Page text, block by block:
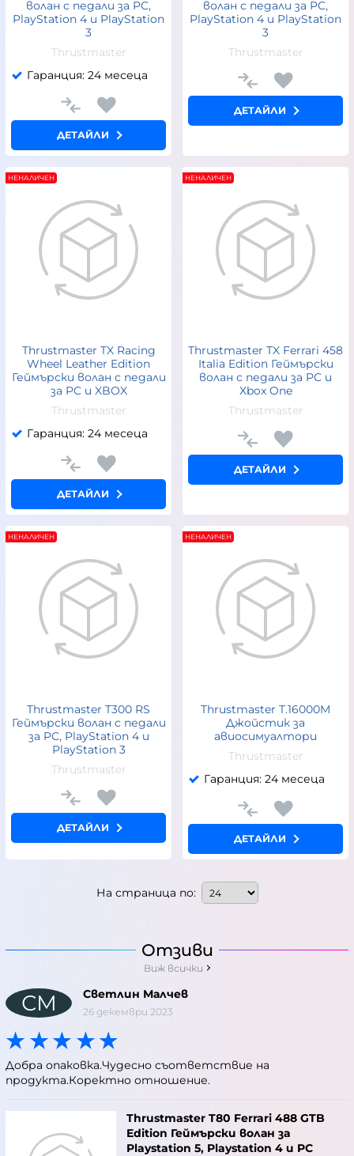
волан с педали за PC,
PlayStation 4 и PlayStation
3
Thrustmaster
Гаранция: 24 месеца
ДЕТАЙЛИ
волан с педали за PC,
PlayStation 4 и PlayStation
3
Thrustmaster
ДЕТАЙЛИ
Thrustmaster TX Racing
Wheel Leather Edition
Геймърски волан с педали
за PC и XBOX
Thrustmaster
Гаранция: 24 месеца
ДЕТАЙЛИ
НЕНАЛИЧЕН
Thrustmaster TX Ferrari 458
Italia Edition Геймърски
волан с педали за PC и
Xbox One
Thrustmaster
ДЕТАЙЛИ
НЕНАЛИЧЕН
Thrustmaster T300 RS
Геймърски волан с педали
за PC, PlayStation 4 и
PlayStation 3
Thrustmaster
ДЕТАЙЛИ
НЕНАЛИЧЕН
Thrustmaster T.16000M
Джойстик за
авиосимуалтори
Thrustmaster
Гаранция: 24 месеца
ДЕТАЙЛИ
НЕНАЛИЧЕН
На страница по:
Отзиви
Виж всички
СМ Светлин Малчев
26 декември 2023
Добра опаковка.Чудесно съответствие на
продукта.Коректно отношение.
Thrustmaster T80 Ferrari 488 GTB
Edition Геймърски волан за
Playstation 5, Playstation 4 и PC